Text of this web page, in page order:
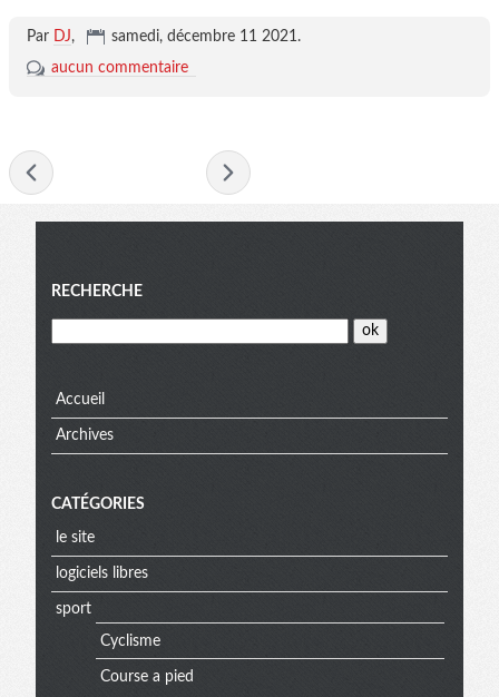
Par DJ, samedi, décembre 11 2021 .
aucun commentaire
Menu
RECHERCHE
Accueil
Archives
CATÉGORIES
le site
logiciels libres
sport
Cyclisme
Course a pied